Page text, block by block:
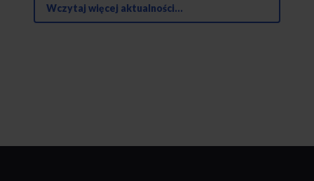
Wczytaj więcej aktualności...